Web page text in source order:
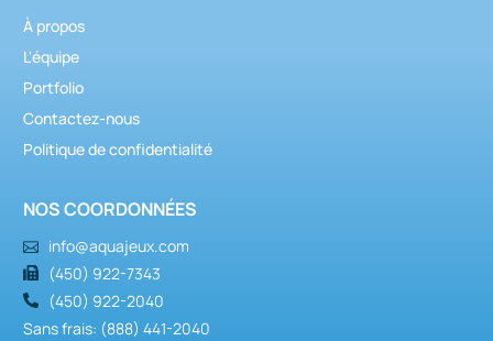
À propos
L'équipe
Portfolio
Contactez-nous
Politique de confidentialité
NOS COORDONNÉES
info@aquajeux.com
(450) 922-7343
(450) 922-2040
Sans frais: (888) 441-2040